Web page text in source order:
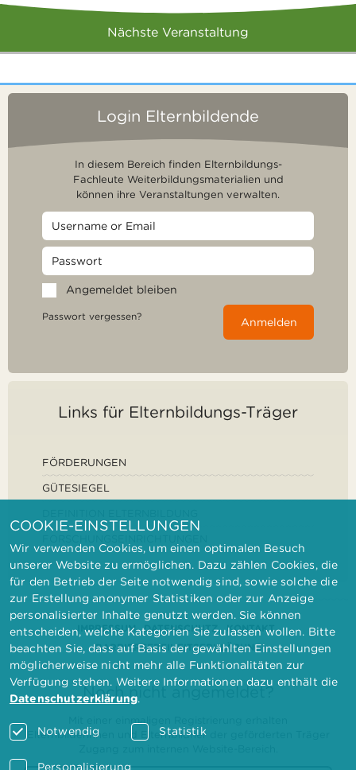
Nächste Veranstaltung
Login Elternbildende
In diesem Bereich finden Elternbildungs-
Fachleute Weiterbildungsmaterialien und
können ihre Veranstaltungen verwalten.
Angemeldet bleiben
Passwort vergessen? Anmelden
Links für Elternbildungs-Träger
FÖRDERUNGEN
GÜTESIEGEL
IMPRESSUM DATENSCHUTZ
KONTAKT
BARRIEREFREIHEITSERKLÄRUNG
Noch nicht angemeldet?
Mit einer einmaligen Registrierung erhalten
Elternbilderinnen und Elternbildner der geförderten Träger
COOKIE-EINSTELLUNGEN
Wir verwenden Cookies, um einen optimalen Besuch
unserer Website zu ermöglichen. Dazu zählen Cookies, die
für den Betrieb der Seite notwendig sind, sowie solche die
zur Erstellung anonymer Statistiken oder zur Anzeige
personalisierter Inhalte genutzt werden. Sie können
entscheiden, welche Kategorien Sie zulassen wollen. Bitte
beachten Sie, dass auf Basis der gewählten Einstellungen
möglicherweise nicht mehr alle Funktionalitäten zur
Verfügung stehen. Weitere Informationen dazu enthält die
Datenschutzerklärung.
Notwendig Statistik
Personalisierung